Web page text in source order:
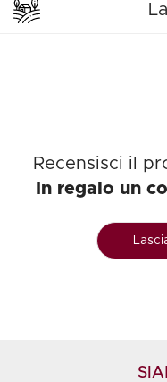
Recensisci il
In regalo un